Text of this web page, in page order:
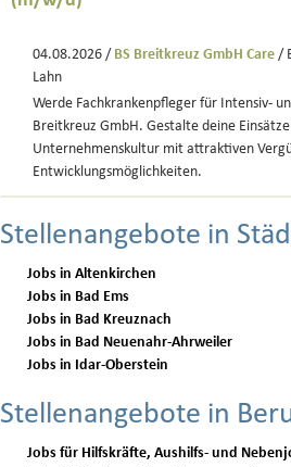
04.08.2026 / BS Breitkreuz GmbH Care /
Lahn
Werde Fachkrankenpfleger für Intensiv-
Breitkreuz GmbH. Gestalte deine
Unternehmenskultur mit attraktiven
Entwicklungsmöglichkeiten.
Stellenangebote in
Jobs in Altenkirchen
Jobs in Bad Ems
Jobs in Bad Kreuznach
Jobs in Bad Neuenahr-Ahrweiler
Jobs in Idar-Oberstein
Stellenangebote in
Jobs für Hilfskräfte, Aushilfs- und